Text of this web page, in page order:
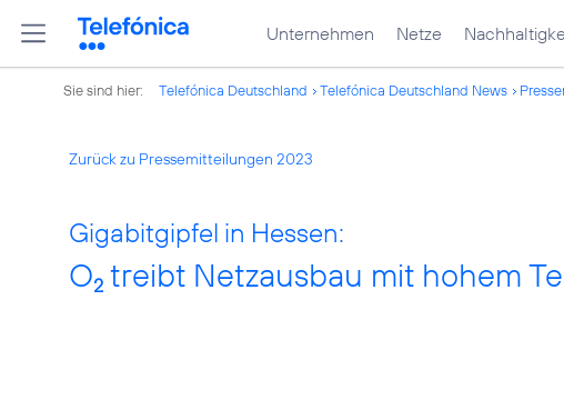
Unternehmen Netze
Sie sind hier: Telefónica Deutschland Telefónica Deutschland News
Zurück zu Pressemitteilungen 2023
Gigabitgipfel in Hessen:
O2 treibt Netzausbau mit hohem